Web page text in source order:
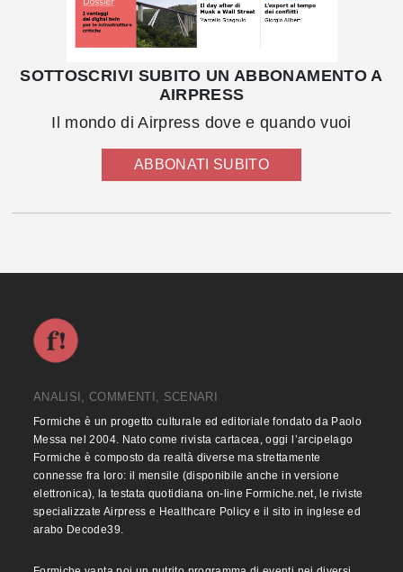
SOTTOSCRIVI SUBITO UN ABBONAMENTO A
AIRPRESS
Il mondo di Airpress dove e quando vuoi
ABBONATI SUBITO
ANALISI, COMMENTI, SCENARI
Formiche è un progetto culturale ed editoriale fondato da Paolo
Messa nel 2004. Nato come rivista cartacea, oggi l’arcipelago
Formiche è composto da realtà diverse ma strettamente
connesse fra loro: il mensile (disponibile anche in versione
elettronica), la testata quotidiana on-line Formiche.net, le riviste
specializzate Airpress e Healthcare Policy e il sito in inglese ed
arabo Decode39.